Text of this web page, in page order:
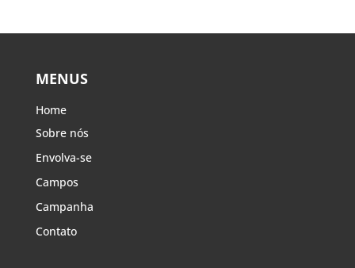
MENUS
Home
Sobre nós
Envolva-se
Campos
Campanha
Contato